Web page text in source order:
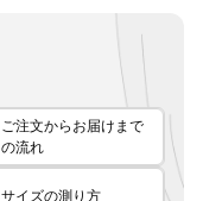
ご注文からお届けまで
の流れ
サイズの測り方